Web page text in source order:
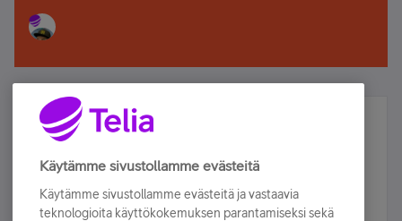
Älä jää paitsi – osallistu ja voita!
Tilaa Telian uutiskirje ja olet mukana arvonnassa.
sähköpostiisi.
Käytämme sivustollamme evästeitä
Käytämme sivustollamme evästeitä ja vastaavia
teknologioita käyttökokemuksen parantamiseksi sekä